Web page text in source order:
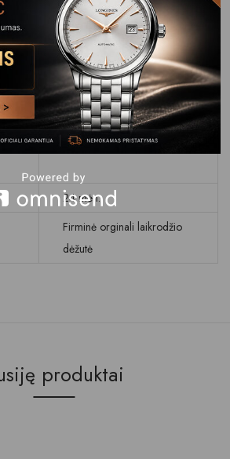
Dienos rodymas
Safyrinis
WR 50 M (5 BAR)
Odinis dirželis
Su gamintojo logotipu
24 mėn.
Firminė orginali laikrodžio
dėžutė
produktai